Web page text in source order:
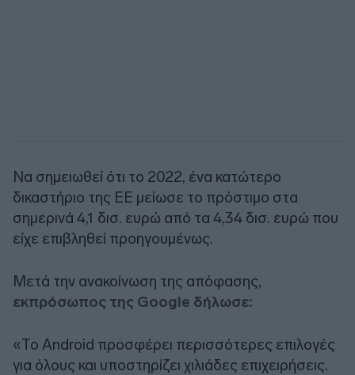
Να σημειωθεί ότι το 2022, ένα κατώτερο
δικαστήριο της ΕΕ μείωσε το πρόστιμο στα
σημερινά 4,1 δισ. ευρώ από τα 4,34 δισ. ευρώ που
είχε επιβληθεί προηγουμένως.
Μετά την ανακοίνωση της απόφασης,
εκπρόσωπος της Google δήλωσε:
«Το Android προσφέρει περισσότερες επιλογές
για όλους και υποστηρίζει χιλιάδες επιχειρήσεις.